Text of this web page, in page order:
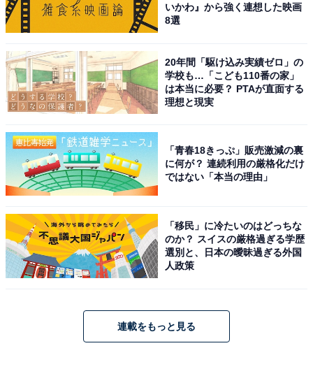
いかわ』から強く連想した映画
8選
20年間「駆け込み実績ゼロ」の
学校も…「こども110番の家」
は本当に必要？ PTAが直面する
理想と現実
「青春18きっぷ」販売激減の裏
に何が？ 連続利用の厳格化だけ
ではない「本当の理由」
「移民」に冷たいのはどっちな
のか？ スイスの厳格過ぎる学歴
選別と、日本の曖昧過ぎる外国
人政策
連載をもっと見る